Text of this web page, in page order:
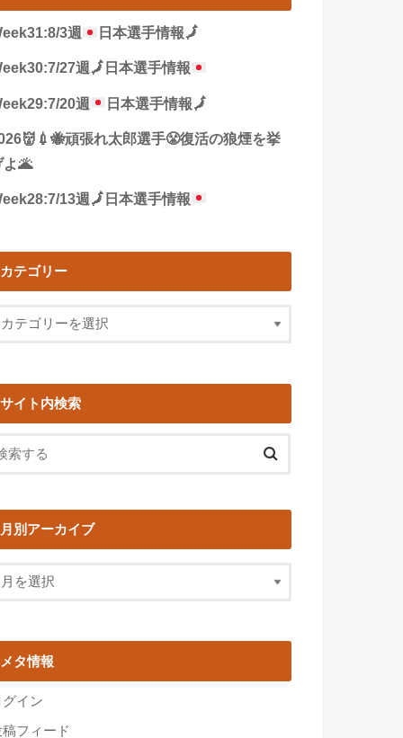
3週 日本選手情報🗾
27週🗾 日本選手情報
20週 日本選手情報🗾
頑張れ太郎選手😤復活の狼煙を挙
よ🌋
13週 🗾 日本選手情報
カテゴリー
サイト内検索
月別アーカイブ
メタ情報
グイン
稿フィード